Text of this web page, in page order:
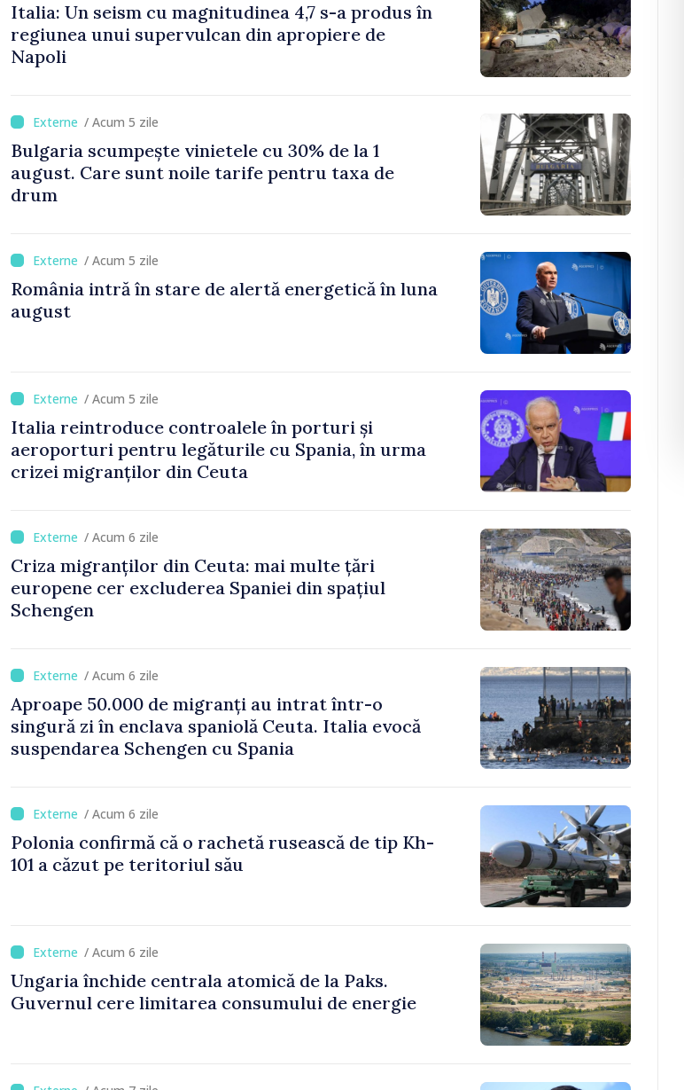
Italia: Un seism cu magnitudinea 4,7 s-a produs în
regiunea unui supervulcan din apropiere de
Napoli
/ Acum 5 zile
Bulgaria scumpește vinietele cu 30% de la 1
august. Care sunt noile tarife pentru taxa de
drum
/ Acum 5 zile
România intră în stare de alertă energetică în luna
august
/ Acum 5 zile
Italia reintroduce controalele în porturi și
aeroporturi pentru legăturile cu Spania, în urma
crizei migranților din Ceuta
/ Acum 6 zile
Criza migranților din Ceuta: mai multe țări
europene cer excluderea Spaniei din spațiul
Schengen
/ Acum 6 zile
Aproape 50.000 de migranți au intrat într-o
singură zi în enclava spaniolă Ceuta. Italia evocă
suspendarea Schengen cu Spania
/ Acum 6 zile
Polonia confirmă că o rachetă rusească de tip Kh-
101 a căzut pe teritoriul său
/ Acum 6 zile
Ungaria închide centrala atomică de la Paks.
Guvernul cere limitarea consumului de energie